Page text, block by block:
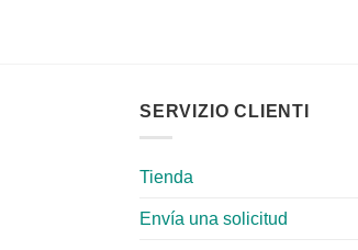
SERVIZIO CLIENTI
Tienda
Envía una solicitud